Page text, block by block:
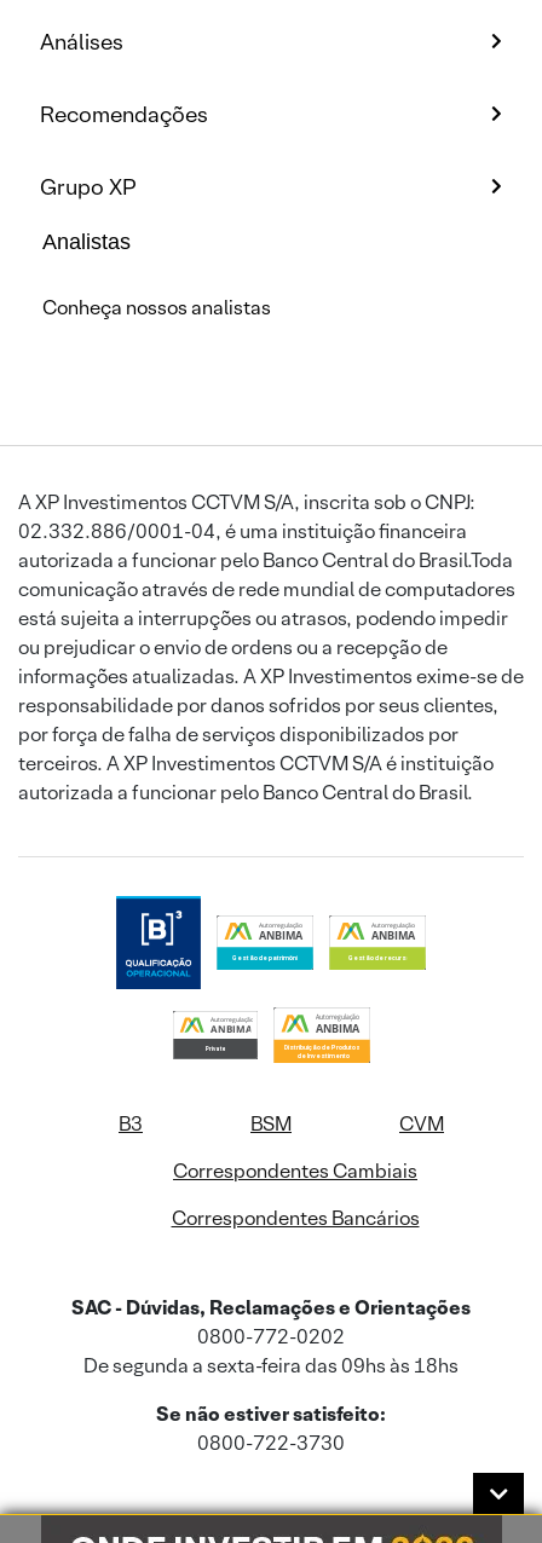
Análises
Recomendações
Grupo XP
Analistas
Conheça nossos analistas
A XP Investimentos CCTVM S/A, inscrita sob o CNPJ:
02.332.886/0001-04, é uma instituição financeira
autorizada a funcionar pelo Banco Central do Brasil.Toda
comunicação através de rede mundial de computadores
está sujeita a interrupções ou atrasos, podendo impedir
ou prejudicar o envio de ordens ou a recepção de
informações atualizadas. A XP Investimentos exime-se de
responsabilidade por danos sofridos por seus clientes,
por força de falha de serviços disponibilizados por
terceiros. A XP Investimentos CCTVM S/A é instituição
autorizada a funcionar pelo Banco Central do Brasil.
B3 BSM
CVM
Correspondentes Cambiais
Correspondentes Bancários
SAC - Dúvidas, Reclamações e Orientações
0800-772-0202
De segunda a sexta-feira das 09hs às 18hs
Se não estiver satisfeito:
0800-722-3730